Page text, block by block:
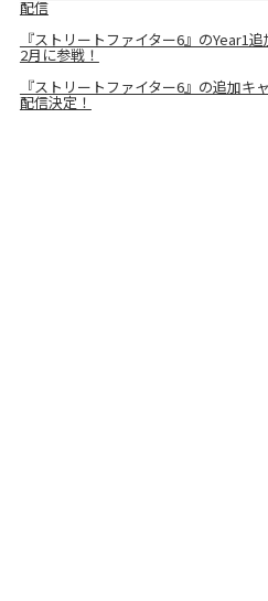
配信
『ストリートファイター6』のYear1
2月に参戦！
『ストリートファイター6』の追加キ
配信決定！